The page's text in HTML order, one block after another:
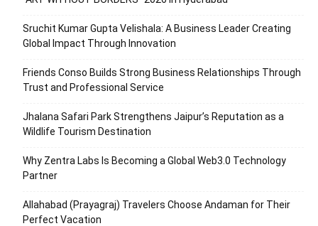
Sruchit Kumar Gupta Velishala: A Business Leader Creating
Global Impact Through Innovation
Friends Conso Builds Strong Business Relationships Through
Trust and Professional Service
Jhalana Safari Park Strengthens Jaipur’s Reputation as a
Wildlife Tourism Destination
Why Zentra Labs Is Becoming a Global Web3.0 Technology
Partner
Allahabad (Prayagraj) Travelers Choose Andaman for Their
Perfect Vacation